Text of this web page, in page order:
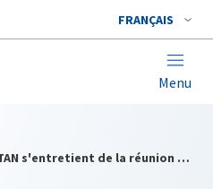
FRANÇAIS
Menu
Le secrétaire général de l’OTAN s'entretient de la réunion des dirigeants des pays de l'OTAN avec la présidente de l’Estonie